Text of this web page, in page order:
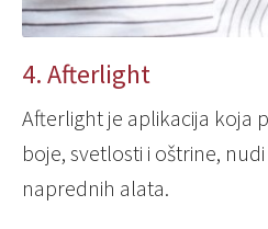
4. Afterlight
Afterlight je aplikacija koja
boje, svetlosti i oštrine,
naprednih alata.